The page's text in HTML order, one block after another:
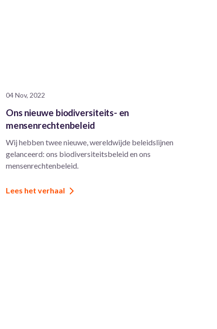
04 Nov, 2022
Ons nieuwe biodiversiteits- en
mensenrechtenbeleid
Wij hebben twee nieuwe, wereldwijde beleidslijnen
gelanceerd: ons biodiversiteitsbeleid en ons
mensenrechtenbeleid.
Lees het verhaal